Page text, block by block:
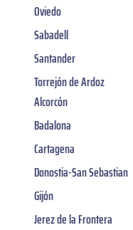
Oviedo
Sabadell
Santander
Torrejón de Ardoz
Alcorcón
Badalona
Cartagena
Donostia-San Sebastian
Gijón
Jerez de la Frontera